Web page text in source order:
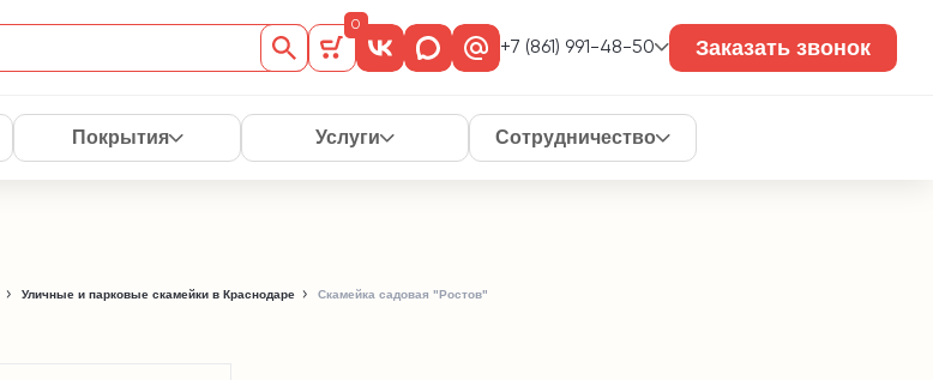
0
+7 (861) 991-48-50 Заказать звонок
Покрытия Услуги Сотрудничество
Уличные и парковые скамейки в Краснодаре Скамейка садовая "Ростов"